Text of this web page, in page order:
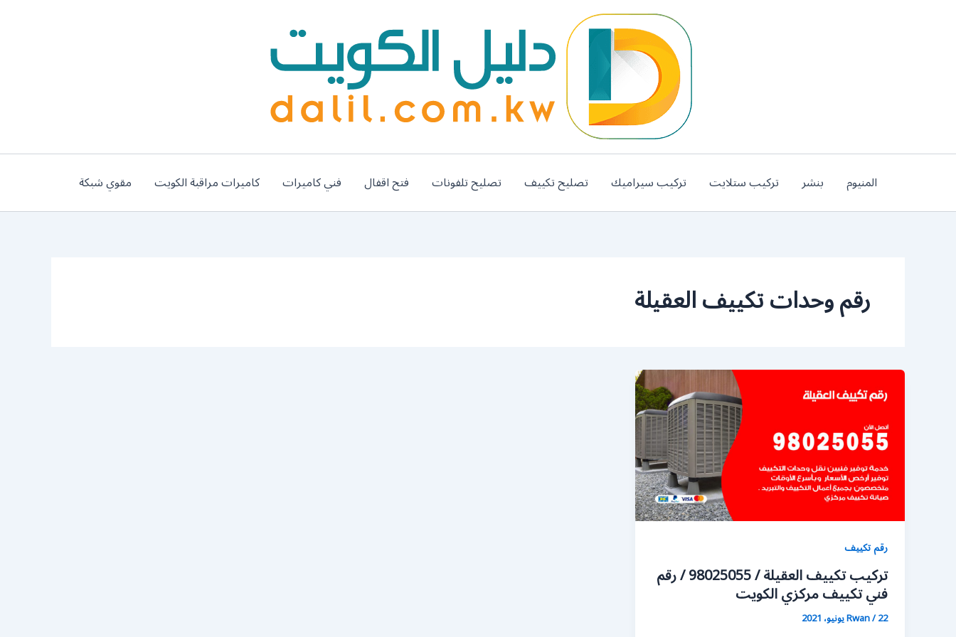
المنيوم بنشر تركيب ستلايت تركيب سيراميك تصليح تكييف تصليح تلفونات فتح اقفال فني كاميرات كاميرات مراقبة الكويت مقوي شبكة
رقم وحدات تكييف العقيلة
رقم تكييف
تركيب تكييف العقيلة / 98025055 / رقم
فني تكييف مركزي الكويت
Rwan/22 يونيو، 2021